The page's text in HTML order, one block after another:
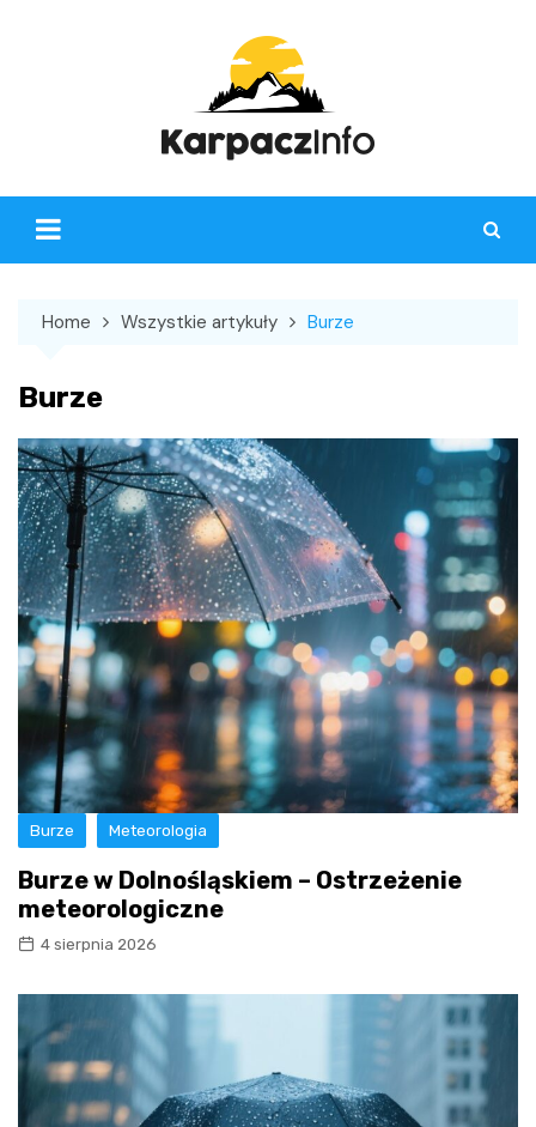
Home Wszystkie artykuły Burze
Burze
Burze Meteorologia
Burze w Dolnośląskiem – Ostrzeżenie
meteorologiczne
4 sierpnia 2026